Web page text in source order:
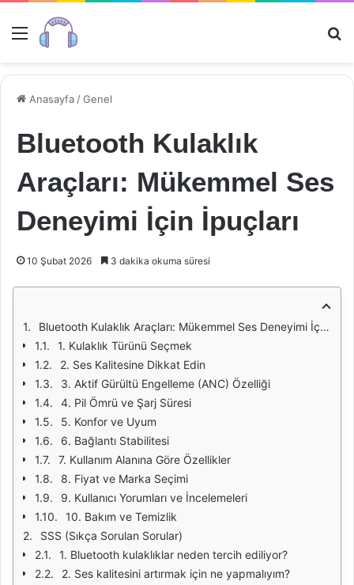
Menü
Anasayfa /Genel
Bluetooth Kulaklık
Araçları: Mükemmel Ses
Deneyimi İçin İpuçları
10 Şubat 2026 3 dakika okuma süresi
Bluetooth Kulaklık Araçları: Mükemmel Ses Deneyimi İçin İpuçları
1. Kulaklık Türünü Seçmek
2. Ses Kalitesine Dikkat Edin
3. Aktif Gürültü Engelleme (ANC) Özelliği
4. Pil Ömrü ve Şarj Süresi
5. Konfor ve Uyum
6. Bağlantı Stabilitesi
7. Kullanım Alanına Göre Özellikler
8. Fiyat ve Marka Seçimi
9. Kullanıcı Yorumları ve İncelemeleri
10. Bakım ve Temizlik
SSS (Sıkça Sorulan Sorular)
1. Bluetooth kulaklıklar neden tercih ediliyor?
2. Ses kalitesini artırmak için ne yapmalıyım?